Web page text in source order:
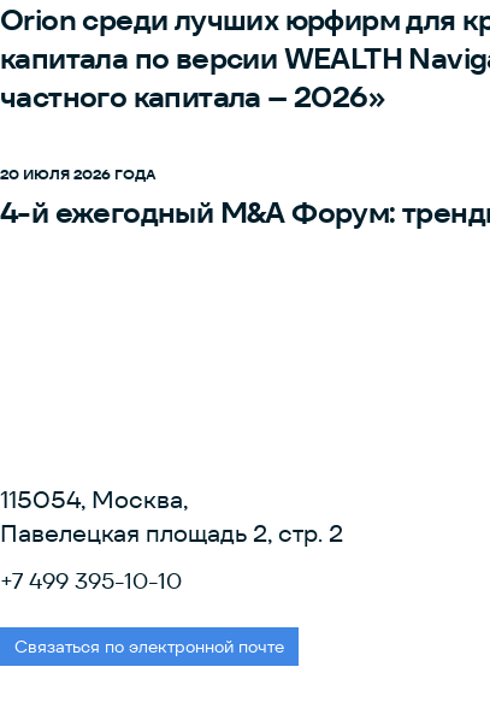
Orion среди лучших юрфирм для
капитала по версии WEALTH
частного капитала – 2026»
20 ИЮЛЯ 2026 ГОДА
4-й ежегодный M&A Форум:
115054, Москва,
Павелецкая площадь 2, стр. 2
+7 499 395-10-10
Связаться по электронной почте